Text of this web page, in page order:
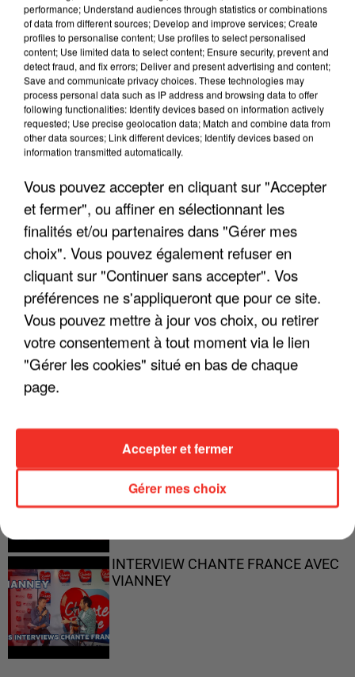
LES INTERVIEWS CHANTE
FRANCE
Voir plus
"JE SUIS À DISPOSITION DES
ENFOIRÉS"
"ON A TOUS LE TRAC"
"ON N'EST PAS DES PARENTS
PARFAITS"
"JE RESPIRE MIEUX SUR SCÈNE" -
CALOGERO
INTERVIEW CHANTE FRANCE AVEC
VIANNEY
performance; Understand audiences through statistics or combinations
of data from different sources; Develop and improve services; Create
profiles to personalise content; Use profiles to select personalised
content; Use limited data to select content; Ensure security, prevent and
detect fraud, and fix errors; Deliver and present advertising and content;
Save and communicate privacy choices. These technologies may
process personal data such as IP address and browsing data to offer
following functionalities: Identify devices based on information actively
requested; Use precise geolocation data; Match and combine data from
other data sources; Link different devices; Identify devices based on
information transmitted automatically.
Vous pouvez accepter en cliquant sur "Accepter
et fermer", ou affiner en sélectionnant les
finalités et/ou partenaires dans "Gérer mes
choix". Vous pouvez également refuser en
cliquant sur "Continuer sans accepter". Vos
préférences ne s'appliqueront que pour ce site.
Vous pouvez mettre à jour vos choix, ou retirer
votre consentement à tout moment via le lien
"Gérer les cookies" situé en bas de chaque
page.
Gérer mes choix
Accepter et fermer